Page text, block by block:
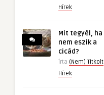
Hírek
Mit tegyél, ha
nem eszik a
cicád?
írta (Nem) Titkolt
Hírek